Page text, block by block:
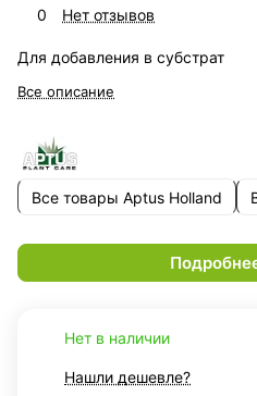
0 Нет отзывов
Для добавления в субстрат
Все описание
Все товары Aptus Holland
Нет в наличии
Нашли дешевле?